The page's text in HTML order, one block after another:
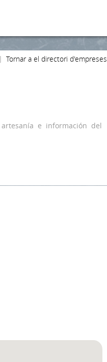
Tornar a el directori d'empreses
e información del